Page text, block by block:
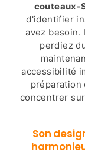
couteaux-
d'identifier
avez besoin.
perdiez
accessibilité
préparation
concentrer
Son